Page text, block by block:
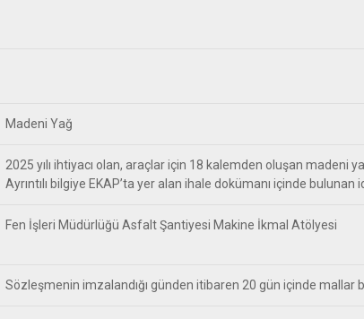
Madeni Yağ
2025 yılı ihtiyacı olan, araçlar için 18 kalemden oluşan madeni yağ
Ayrıntılı bilgiye EKAP’ta yer alan ihale dokümanı içinde
Fen İşleri Müdürlüğü Asfalt Şantiyesi Makine İkmal Atölyesi
Sözleşmenin imzalandığı günden itibaren 20 gün içinde mallar